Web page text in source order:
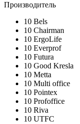
Производитель
10 Bels
10 Chairman
10 ErgoLife
10 Everprof
10 Futura
10 Good Kresla
10 Metta
10 Multi office
10 Pointex
10 Profoffice
10 Riva
10 UTFC